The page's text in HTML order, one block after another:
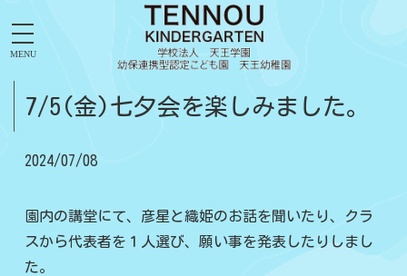
MENU
7/5(金)七夕会を楽しみました。
2024/07/08
園内の講堂にて、彦星と織姫のお話を聞いたり、クラ
スから代表者を１人選び、願い事を発表したりしまし
た。